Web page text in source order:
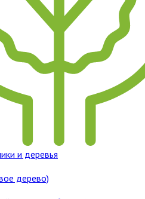
и деревья
дерево)